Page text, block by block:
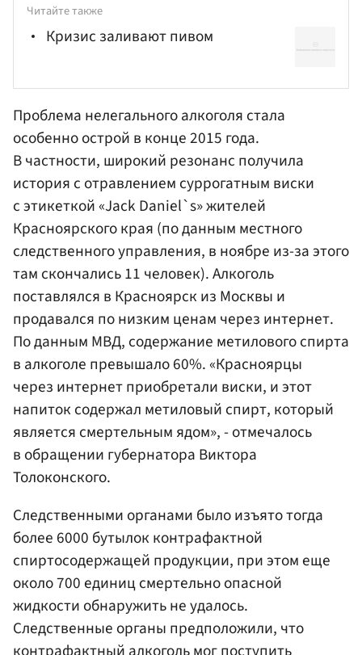
Читайте также
Кризис заливают пивом
Проблема нелегального алкоголя стала
особенно острой в конце 2015 года.
В частности, широкий резонанс получила
история с отравлением суррогатным виски
с этикеткой «Jack Daniel`s» жителей
Красноярского края (по данным местного
следственного управления, в ноябре из-за этого
там скончались 11 человек). Алкоголь
поставлялся в Красноярск из Москвы и
продавался по низким ценам через интернет.
По данным МВД, содержание метилового спирта
в алкоголе превышало 60%. «Красноярцы
через интернет приобретали виски, и этот
напиток содержал метиловый спирт, который
является смертельным ядом», - отмечалось
в обращении губернатора Виктора
Толоконского.
Следственными органами было изъято тогда
более 6000 бутылок контрафактной
спиртосодержащей продукции, при этом еще
около 700 единиц смертельно опасной
жидкости обнаружить не удалось.
Следственные органы предположили, что